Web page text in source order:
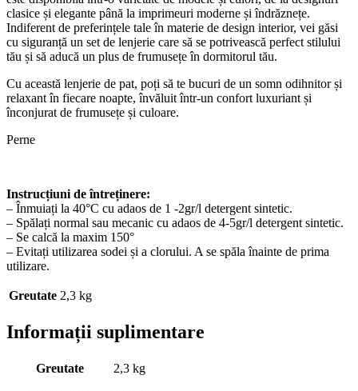
clasice și elegante până la imprimeuri moderne și îndrăznețe.
Indiferent de preferințele tale în materie de design interior, vei găsi
cu siguranță un set de lenjerie care să se potrivească perfect stilului
tău și să aducă un plus de frumusețe în dormitorul tău.
Cu această lenjerie de pat, poți să te bucuri de un somn odihnitor și
relaxant în fiecare noapte, învăluit într-un confort luxuriant și
înconjurat de frumusețe și culoare.
Perne
Instrucțiuni de întreținere:
– Înmuiați la 40°C cu adaos de 1 -2gr/l detergent sintetic.
– Spălați normal sau mecanic cu adaos de 4-5gr/l detergent sintetic.
– Se calcă la maxim 150°
– Evitați utilizarea sodei și a clorului. A se spăla înainte de prima
utilizare.
Greutate 2,3 kg
Informații suplimentare
Greutate 2,3 kg